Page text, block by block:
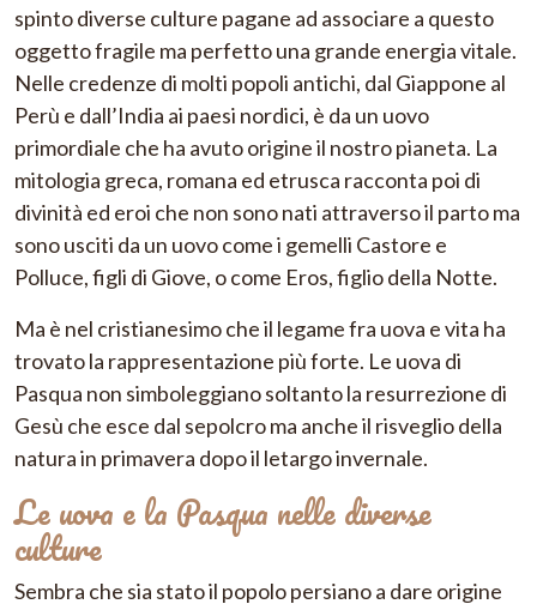
spinto diverse culture pagane ad associare a questo
oggetto fragile ma perfetto una grande energia vitale.
Nelle credenze di molti popoli antichi, dal Giappone al
Perù e dall’India ai paesi nordici, è da un uovo
primordiale che ha avuto origine il nostro pianeta. La
mitologia greca, romana ed etrusca racconta poi di
divinità ed eroi che non sono nati attraverso il parto ma
sono usciti da un uovo come i gemelli Castore e
Polluce, figli di Giove, o come Eros, figlio della Notte.
Ma è nel cristianesimo che il legame fra uova e vita ha
trovato la rappresentazione più forte. Le uova di
Pasqua non simboleggiano soltanto la resurrezione di
Gesù che esce dal sepolcro ma anche il risveglio della
natura in primavera dopo il letargo invernale.
Le uova e la Pasqua nelle diverse
culture
Sembra che sia stato il popolo persiano a dare origine